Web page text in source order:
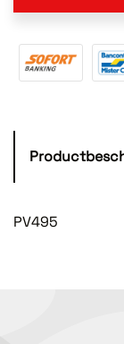
PV495